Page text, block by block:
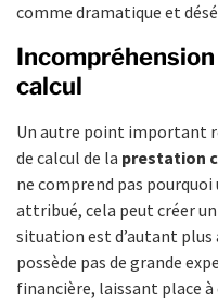
comme dramatique et
calcul
Un autre point important
de calcul de la prestation
ne comprend pas
attribué, cela peut créer
situation est d’autant plus
possède pas de grande
financière, laissant place